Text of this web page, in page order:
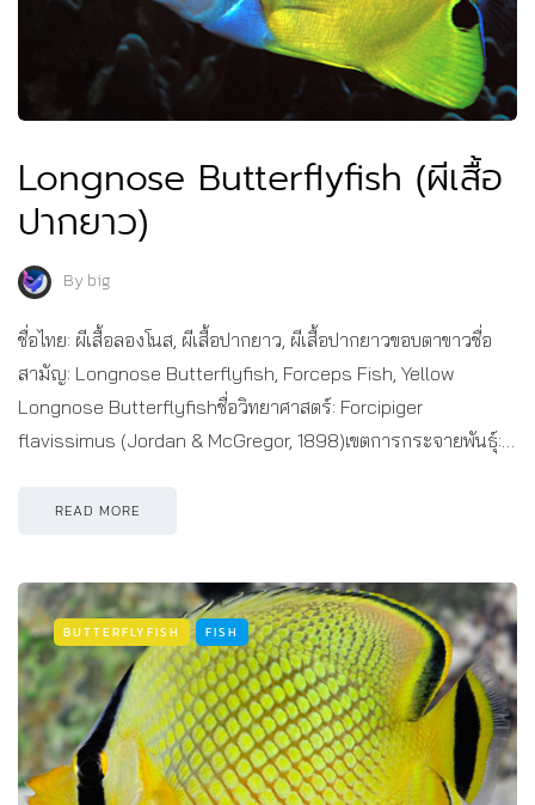
Longnose Butterflyfish (ผีเสื้อ
ปากยาว)
Bybig
ชื่อไทย: ผีเสื้อลองโนส, ผีเสื้อปากยาว, ผีเสื้อปากยาวขอบตาขาวชื่อ
สามัญ: Longnose Butterflyfish, Forceps Fish, Yellow
Longnose Butterflyfishชื่อวิทยาศาสตร์: Forcipiger
flavissimus (Jordan & McGregor, 1898)เขตการกระจายพันธุ์:…
READ MORE
BUTTERFLYFISH FISH